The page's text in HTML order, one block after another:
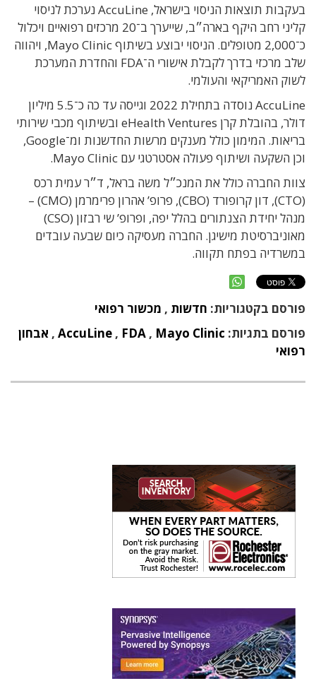
בעקבות תוצאות הניסוי בישראל, AccuLine נערכת לניסוי
קליני רחב היקף בארה״ב, שייערך ב־20 מרכזים רפואיים ויכלול
כ־2,000 מטופלים. הניסוי יבוצע בשיתוף Mayo Clinic, ויהווה
שלב מרכזי בדרך לקבלת אישורי ה־FDA והחדרת המערכת
לשוק האמריקאי והעולמי.
AccuLine נוסדה בתחילת 2022 וגייסה עד כה כ־5.5 מיליון
דולר, בהובלת קרן eHealth Ventures ובשיתוף מכבי שירותי
בריאות. המימון כולל מענקים מרשות החדשנות ומ־Google,
וכן השקעה ושיתוף פעולה אסטרטגי עם Mayo Clinic.
צוות החברה כולל את המנכ״ל משה בראל, ד״ר עמית רכס
(CTO), דון קרופורד (CBO), פרופ’ אהרון פרימרמן (CMO) –
מנהל יחידת הצנתורים בהלל יפה, ופרופ’ שי רבזון (CSO)
מאוניברסיטת מישיגן. החברה מעסיקה כיום שבעה עובדים
במשרדיה בפתח תקווה.
פורסם בקטגוריות: חדשות , מכשור רפואי
פורסם בתגיות:
AccuLine , FDA , Mayo Clinic
, אבחון
רפואי